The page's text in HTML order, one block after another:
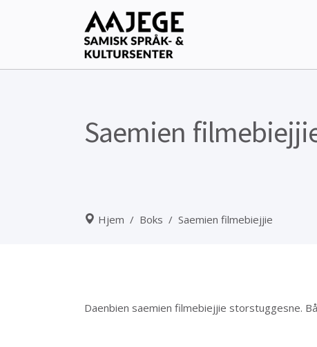
Saemien
Hjem / Boks / Saemien filmebiejjie
Daenbien saemien filmebiejjie storstuggesne.